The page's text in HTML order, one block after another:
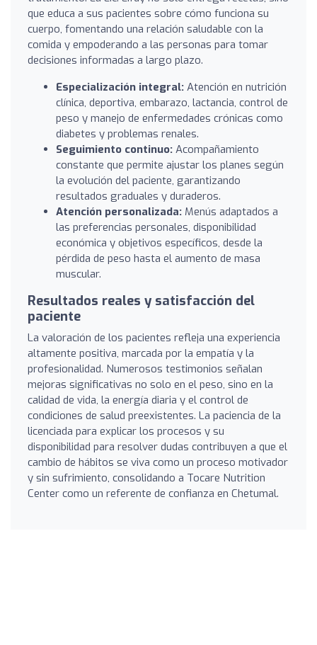
que educa a sus pacientes sobre cómo funciona su
cuerpo, fomentando una relación saludable con la
comida y empoderando a las personas para tomar
decisiones informadas a largo plazo.
Especialización integral: Atención en nutrición
clínica, deportiva, embarazo, lactancia, control de
peso y manejo de enfermedades crónicas como
diabetes y problemas renales.
Seguimiento continuo: Acompañamiento
constante que permite ajustar los planes según
la evolución del paciente, garantizando
resultados graduales y duraderos.
Atención personalizada: Menús adaptados a
las preferencias personales, disponibilidad
económica y objetivos específicos, desde la
pérdida de peso hasta el aumento de masa
muscular.
Resultados reales y satisfacción del
paciente
La valoración de los pacientes refleja una experiencia
altamente positiva, marcada por la empatía y la
profesionalidad. Numerosos testimonios señalan
mejoras significativas no solo en el peso, sino en la
calidad de vida, la energía diaria y el control de
condiciones de salud preexistentes. La paciencia de la
licenciada para explicar los procesos y su
disponibilidad para resolver dudas contribuyen a que el
cambio de hábitos se viva como un proceso motivador
y sin sufrimiento, consolidando a Tocare Nutrition
Center como un referente de confianza en Chetumal.